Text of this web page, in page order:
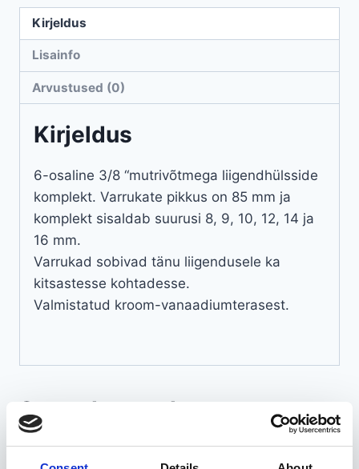
Kirjeldus
Lisainfo
Arvustused (0)
Kirjeldus
6-osaline 3/8 “mutrivõtmega liigendhülsside
komplekt. Varrukate pikkus on 85 mm ja
komplekt sisaldab suurusi 8, 9, 10, 12, 14 ja
16 mm.
Varrukad sobivad tänu liigendusele ka
kitsastesse kohtadesse.
Valmistatud kroom-vanaadiumterasest.
Seotud tooted